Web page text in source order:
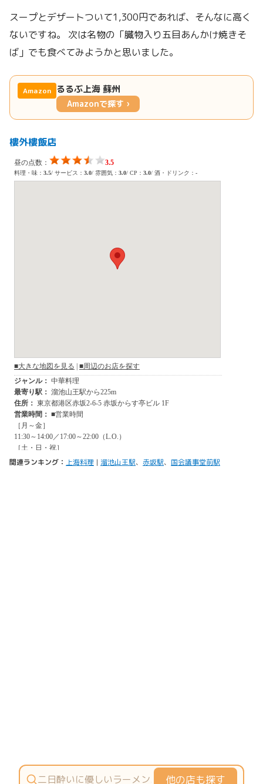
スープとデザートついて1,300円であれば、そんなに高く
ないですね。 次は名物の「臓物入り五目あんかけ焼きそ
ば」でも食べてみようかと思いました。
Amazon るるぶ上海 蘇州
Amazonで探す ›
樓外樓飯店
関連ランキング： 上海料理 | 溜池山王駅、 赤坂駅、 国会議事堂前駅
他の店も探す